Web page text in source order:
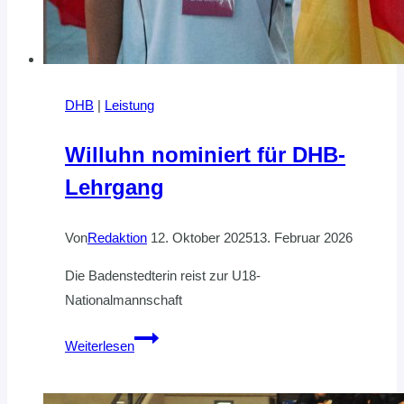
DHB | Leistung
Willuhn nominiert für DHB-
Lehrgang
VonRedaktion 12. Oktober 202513. Februar 2026
Die Badenstedterin reist zur U18-
Nationalmannschaft
Weiterlesen
Willuhn